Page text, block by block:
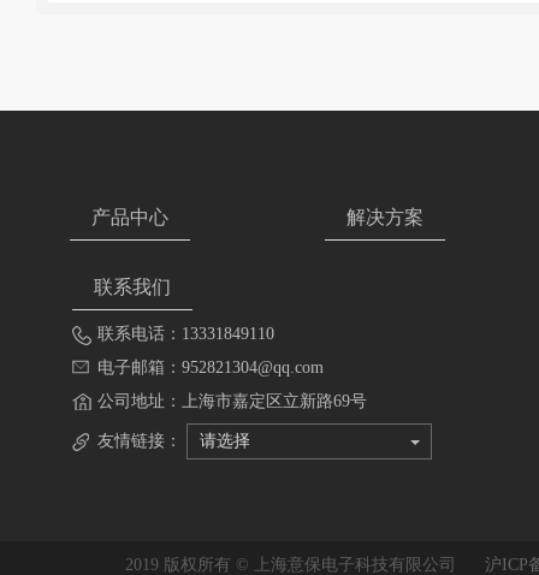
产品中心 解决方案
联系我们
联系电话：13331849110
电子邮箱：952821304@qq.com
公司地址：上海市嘉定区立新路69号
友情链接： 请选择
2019 版权所有 © 上海意保电子科技有限公司 沪ICP